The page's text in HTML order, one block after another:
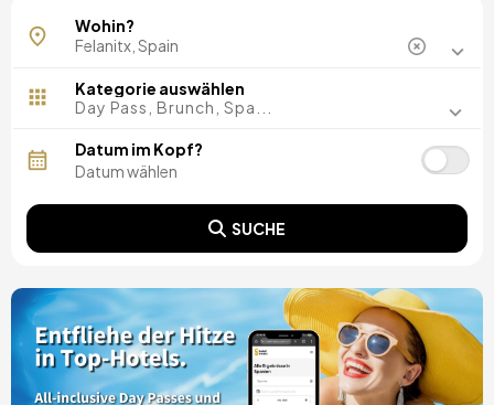
Wohin?
Kategorie auswählen
Day Pass, Brunch, Spa...
Datum im Kopf?
SUCHE